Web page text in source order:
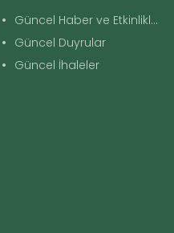
Güncel Haber ve Etkinlikler
Güncel Duyrular
Güncel İhaleler